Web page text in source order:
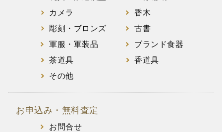
カメラ
香木
彫刻・ブロンズ
古書
軍服・軍装品
ブランド食器
茶道具
香道具
その他
お申込み・無料査定
お問合せ